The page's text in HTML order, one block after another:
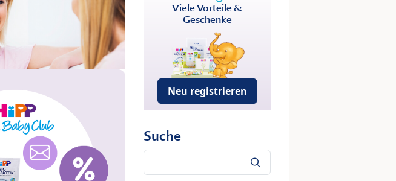
Viele Vorteile &
Geschenke
Neu registrieren
Suche